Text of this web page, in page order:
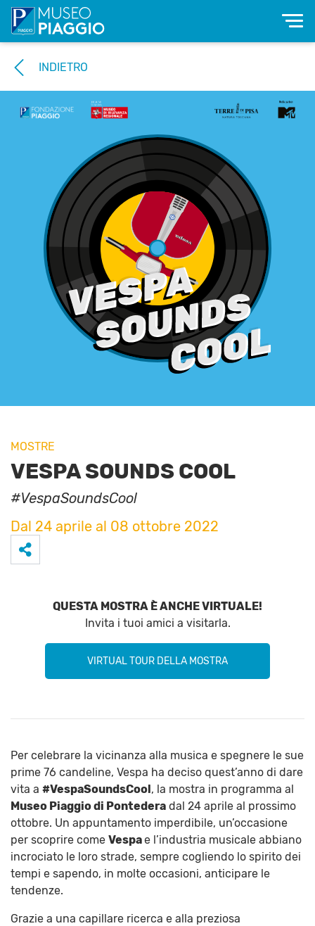
INDIETRO
MOSTRE
VESPA SOUNDS COOL
#VespaSoundsCool
Dal 24 aprile al 08 ottobre 2022
QUESTA MOSTRA È ANCHE VIRTUALE!
Invita i tuoi amici a visitarla.
VIRTUAL TOUR DELLA MOSTRA
Per celebrare la vicinanza alla musica e spegnere le sue
prime 76 candeline, Vespa ha deciso quest’anno di dare
vita a #VespaSoundsCool, la mostra in programma al
Museo Piaggio di Pontedera dal 24 aprile al prossimo
ottobre. Un appuntamento imperdibile, un’occasione
per scoprire come Vespae l’industria musicale abbiano
incrociato le loro strade, sempre cogliendo lo spirito dei
tempi e sapendo, in molte occasioni, anticipare le
tendenze.
Grazie a una capillare ricerca e alla preziosa